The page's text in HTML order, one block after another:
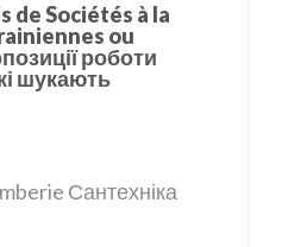
de Sociétés à la
ou
роботи
шукають
Сантехніка